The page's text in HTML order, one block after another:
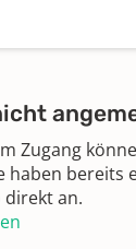
Zugang
haben bereits
an.